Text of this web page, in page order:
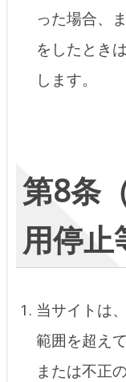
った場合、
をしたとき
します。
第8条
用停止
当サイトは
範囲を超え
または不正